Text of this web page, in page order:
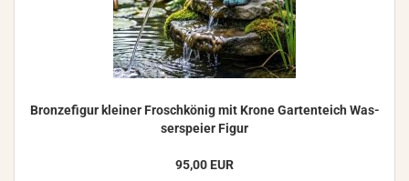
Bron­ze­fi­gur klei­ner Frosch­kö­nig mit Krone Gar­ten­teich Was­
ser­spei­er Figur
95,00 EUR